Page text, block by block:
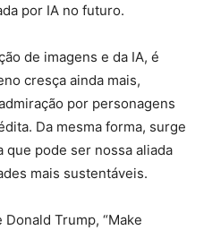
por IA no futuro.
de imagens e da IA, é
cresça ainda mais,
por personagens
Da mesma forma, surge
que pode ser nossa aliada
mais sustentáveis.
Trump, “Make